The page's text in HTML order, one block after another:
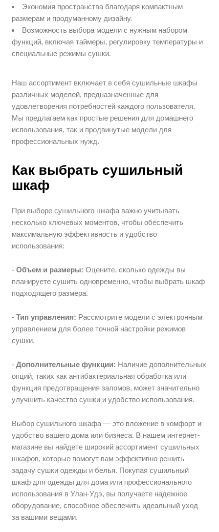
Экономия пространства благодаря компактным
размерам и продуманному дизайну.
Возможность выбора модели с нужным набором
функций, включая таймеры, регулировку температуры и
специальные режимы сушки.
Наш ассортимент включает в себя сушильные шкафы
различных моделей, предназначенные для
удовлетворения потребностей каждого пользователя.
Мы предлагаем как простые решения для домашнего
использования, так и продвинутые модели для
профессиональных нужд.
Как выбрать сушильный
шкаф
При выборе сушильного шкафа важно учитывать
несколько ключевых моментов, чтобы обеспечить
максимальную эффективность и удобство
использования:
-Объем и размеры: Оцените, сколько одежды вы
планируете сушить одновременно, чтобы выбрать шкаф
подходящего размера.
-Тип управления: Рассмотрите модели с электронным
управлением для более точной настройки режимов
сушки.
-Дополнительные функции: Наличие дополнительных
опций, таких как антибактериальная обработка или
функция предотвращения заломов, может значительно
улучшить качество сушки и удобство использования.
Выбор сушильного шкафа — это вложение в комфорт и
удобство вашего дома или бизнеса. В нашем интернет-
магазине вы найдете широкий ассортимент сушильных
шкафов, которые помогут вам эффективно решить
задачу сушки одежды и белья. Покупая сушильный
шкаф для одежды для дома или профессионального
использования в Улан-Удэ, вы получаете надежное
оборудование, способное обеспечить идеальный уход
за вашими вещами.